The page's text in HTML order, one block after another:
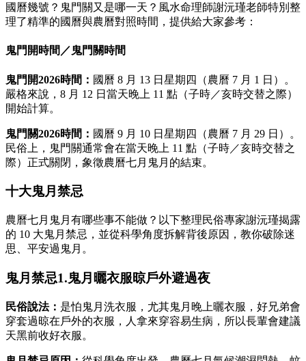
國曆幾號？鬼門關又是哪一天？風水命理師謝沅瑾老師特別整
理了精準的國曆與農曆對照時間，提供給大家參考：
鬼門開時間／鬼門關時間
鬼門開2026時間： 國曆 8 月 13 日星期四（農曆 7 月 1 日）。
嚴格來說，8 月 12 日當天晚上 11 點（子時／亥時交替之際）
開始計算。
鬼門關2026時間： 國曆 9 月 10 日星期四（農曆 7 月 29 日）。
民俗上，鬼門關通常會在當天晚上 11 點（子時／亥時交替之
際）正式關閉，象徵農曆七月鬼月的結束。
十大鬼月禁忌
農曆七月鬼月有哪些事不能做？以下整理民俗專家謝沅瑾揭露
的 10 大鬼月禁忌，並從科學角度拆解背後原因，教你破除迷
思、平安過鬼月。
鬼月禁忌1.鬼月曬衣服晾戶外避過夜
民俗說法： 是怕鬼月洗衣服，尤其鬼月晚上曬衣服，好兄弟會
穿套過晾在戶外的衣服，人拿來穿容易生病，所以長輩會建議
天黑前收好衣服。